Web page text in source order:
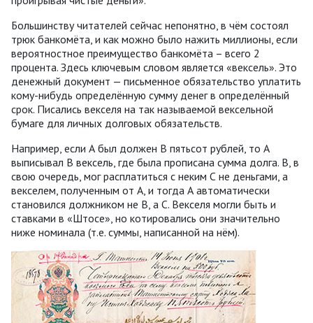
Большинству читателей сейчас непонятно, в чём состоял
трюк банкомёта, и как можно было нажить миллионы, если
вероятностное преимущество банкомёта – всего 2
процента. Здесь ключевым словом является «вексель». Это
денежный документ — письменное обязательство уплатить
кому-нибудь определённую сумму денег в определённый
срок. Писались векселя на так называемой вексельной
бумаге для личных долговых обязательств.
Например, если А был должен В пятьсот рублей, то А
выписывал В вексель, где была прописана сумма долга. В, в
свою очередь, мог расплатиться с неким С не деньгами, а
векселем, полученным от А, и тогда А автоматически
становился должником не B, а С. Векселя могли быть и
ставками в «Штосе», но котировались они значительно
ниже номинала (т.е. суммы, написанной на нём).